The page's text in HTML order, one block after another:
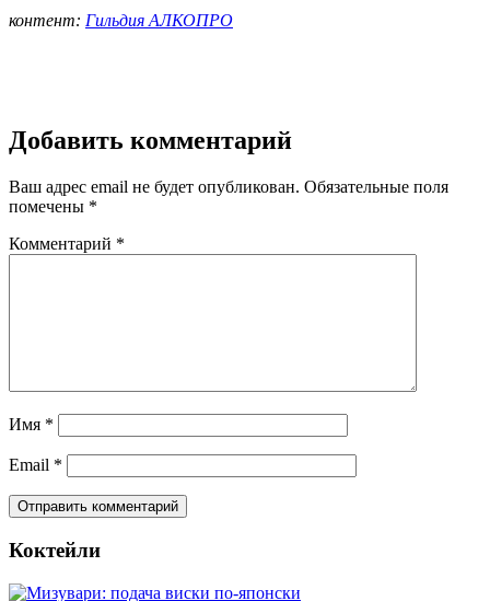
контент: Гильдия АЛКОПРО
Добавить комментарий
Ваш адрес email не будет опубликован. Обязательные поля
помечены *
Комментарий *
Имя *
Email *
Коктейли